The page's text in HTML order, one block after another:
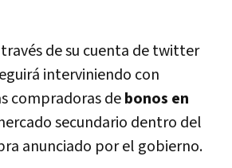
de su cuenta de twitter
interviniendo con
compradoras debonos en
secundario dentro del
anunciado por el gobierno.